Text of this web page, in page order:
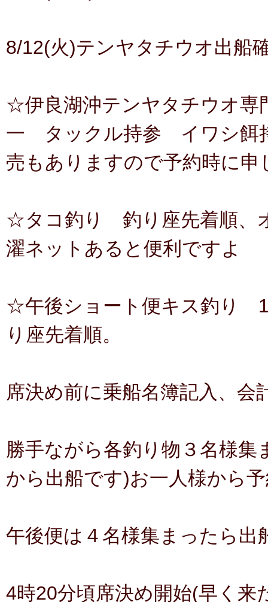
8/12(火)テンヤタチウオ出船
☆伊良湖沖テンヤタチウオ
一 タックル持参 イワシ餌
売もありますので予約時に申
☆タコ釣り 釣り座先着順、
濯ネットあると便利ですよ
☆午後ショート便キス釣り
り座先着順。
席決め前に乗船名簿記入、会
勝手ながら各釣り物３名様
から出船です)お一人様から
午後便は４名様集まったら出
4時20分頃席決め開始(早く